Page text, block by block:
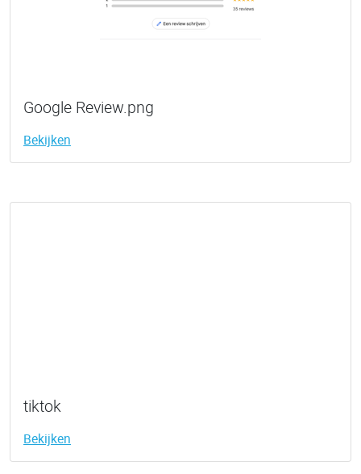
Google Review.png
Bekijken
tiktok
Bekijken